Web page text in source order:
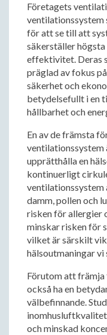
Företagets
ventilationssystem
för att se till att
säkerställer
effektivitet. Deras
präglad av fokus
säkerhet och
betydelsefullt i en
hållbarhet och
En av de främsta
ventilationssystem
upprätthålla en
kontinuerligt
ventilationssystem
damm, pollen och
risken för allergier
minskar risken för
vilket är särskilt
hälsoutmaningar
Förutom att främja
också ha en
välbefinnande.
och minskad